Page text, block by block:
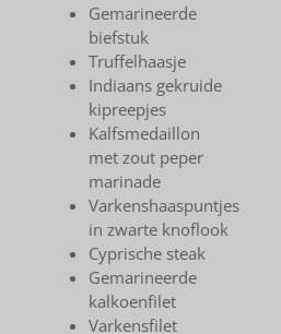
Gemarineerde
biefstuk
Truffelhaasje
Indiaans gekruide
kipreepjes
Kalfsmedaillon
met zout peper
marinade
Varkenshaaspuntjes
in zwarte knoflook
Cyprische steak
Gemarineerde
kalkoenfilet
Varkensfilet